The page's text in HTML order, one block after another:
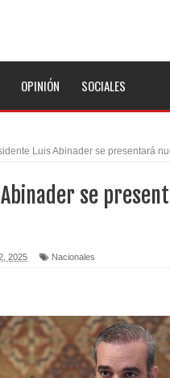
sacar al PRM del Gobierno
libertad tras la anulación de
metas de transparencia a
Evo Morales
nacional
entrar a España
venta de alcohol vigente desde
sanitario y se reúne con alcalde
OPINIÓN SOCIALES
Luis Abinader se presentará
se
2025 Nacionales